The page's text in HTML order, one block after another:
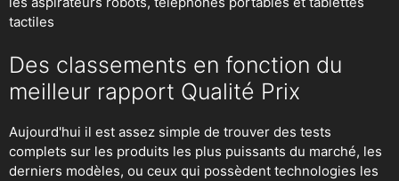
tactiles
Des classements en fonction du
meilleur rapport Qualité Prix
Aujourd'hui il est assez simple de trouver des tests
complets sur les produits les plus puissants du marché, les
derniers modèles, ou ceux qui possèdent technologies les